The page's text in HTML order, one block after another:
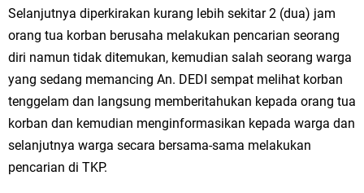
Selanjutnya diperkirakan kurang lebih sekitar 2 (dua) jam
orang tua korban berusaha melakukan pencarian seorang
diri namun tidak ditemukan, kemudian salah seorang warga
yang sedang memancing An. DEDI sempat melihat korban
tenggelam dan langsung memberitahukan kepada orang tua
korban dan kemudian menginformasikan kepada warga dan
selanjutnya warga secara bersama-sama melakukan
pencarian di TKP.